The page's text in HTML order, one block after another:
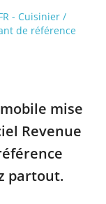
- Cuisinier /
de référence
mise
Revenue
partout.